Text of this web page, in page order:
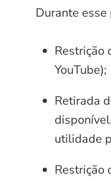
Durante
Restrição
YouTube);
Retirada
utilidade
Restrição